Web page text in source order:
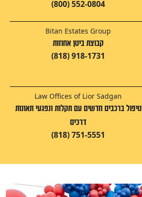
(800) 552-0804
Bitan Estates Group
קבוצת ביטן אחוזות
(818) 918-1731
Law Offices of Lior Sadgan
טיפול ברכבים חדשים עם תקלות ונפגעי תאונות
דרכים
(818) 751-5551